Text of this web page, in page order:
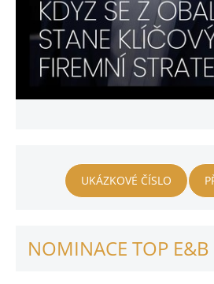
UKÁZKOVÉ ČÍSLO
NOMINACE TOP E&B